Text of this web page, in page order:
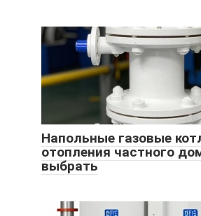
Напольные газовые
отопления частного
выбрать